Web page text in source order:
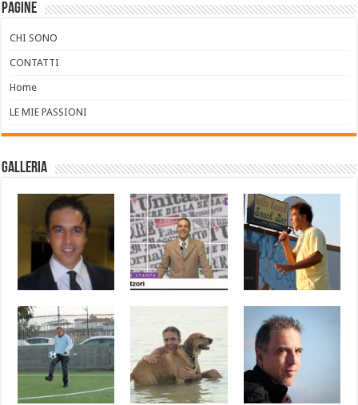
Pagine
CHI SONO
CONTATTI
Home
LE MIE PASSIONI
Galleria